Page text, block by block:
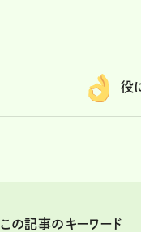
役
この記事のキーワード